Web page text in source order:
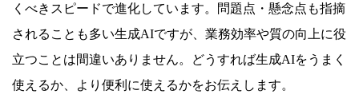
くべきスピードで進化しています。問題点・懸念点も指摘
されることも多い生成AIですが、業務効率や質の向上に役
立つことは間違いありません。どうすれば生成AIをうまく
使えるか、より便利に使えるかをお伝えします。